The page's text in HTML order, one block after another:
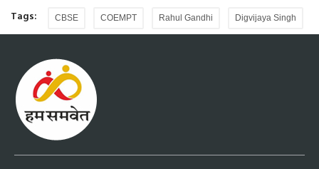
Tags: CBSE COEMPT Rahul Gandhi Digvijaya Singh